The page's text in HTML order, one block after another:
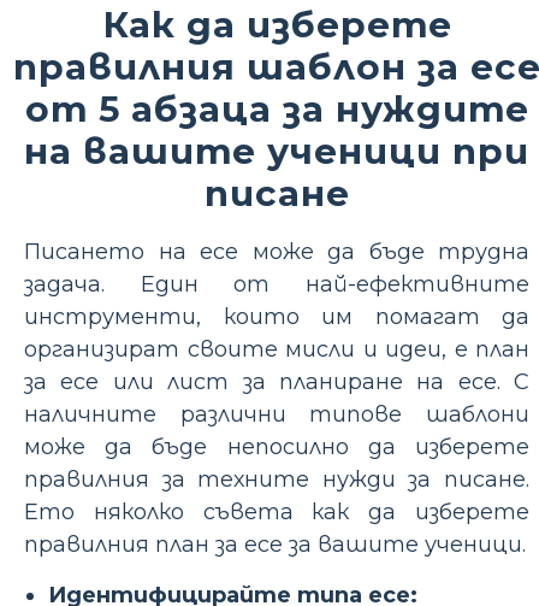
Как да изберете
правилния шаблон за
от 5 абзаца за нуждите
на вашите ученици при
писане
Писането на есе може да бъде трудна
задача. Един от най-ефективните
инструменти, които им помагат да
организират своите мисли и идеи, е план
за есе или лист за планиране на есе. С
наличните различни типове шаблони
може да бъде непосилно да изберете
правилния за техните нужди за писане.
Ето няколко съвета как да изберете
правилния план за есе за вашите ученици.
Идентифицирайте типа есе: